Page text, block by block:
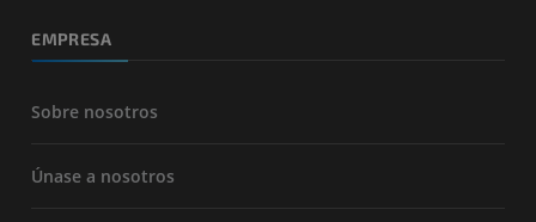
EMPRESA
Sobre nosotros
Únase a nosotros